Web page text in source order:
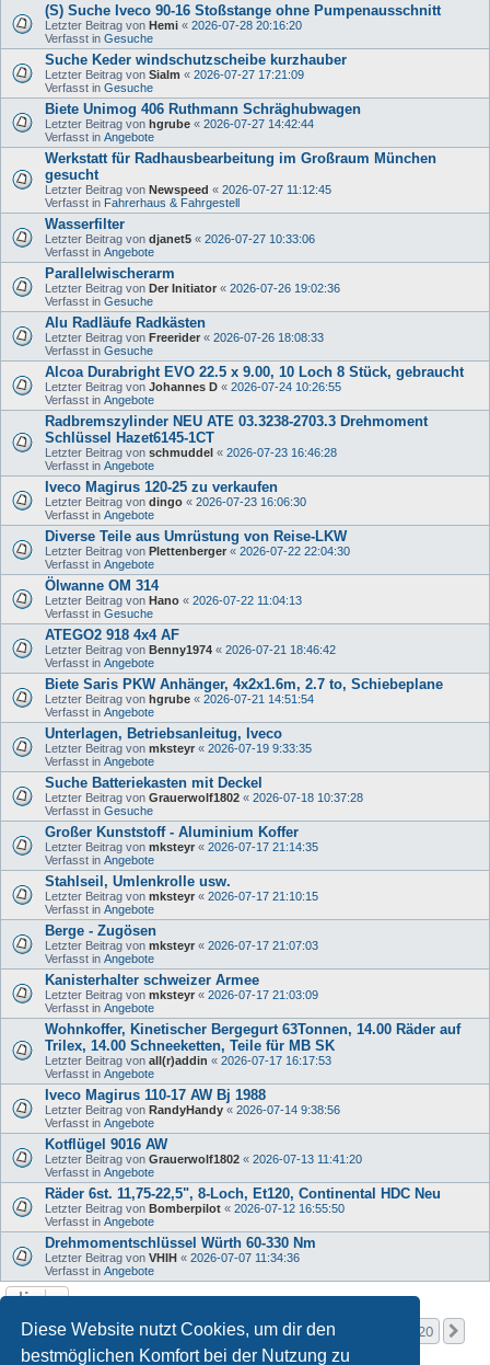
Diese Website nutzt Cookies, um dir den
bestmöglichen Komfort bei der Nutzung zu
(S) Suche Iveco 90-16 Stoßstange ohne Pumpenausschnitt
Letzter Beitrag von Hemi « 2026-07-28 20:16:20
Verfasst in Gesuche
Suche Keder windschutzscheibe kurzhauber
Letzter Beitrag von Sialm « 2026-07-27 17:21:09
Verfasst in Gesuche
Biete Unimog 406 Ruthmann Schräghubwagen
Letzter Beitrag von hgrube « 2026-07-27 14:42:44
Verfasst in Angebote
Werkstatt für Radhausbearbeitung im Großraum München
gesucht
Letzter Beitrag von Newspeed « 2026-07-27 11:12:45
Verfasst in Fahrerhaus & Fahrgestell
Wasserfilter
Letzter Beitrag von djanet5 « 2026-07-27 10:33:06
Verfasst in Angebote
Parallelwischerarm
Letzter Beitrag von Der Initiator « 2026-07-26 19:02:36
Verfasst in Gesuche
Alu Radläufe Radkästen
Letzter Beitrag von Freerider « 2026-07-26 18:08:33
Verfasst in Gesuche
Alcoa Durabright EVO 22.5 x 9.00, 10 Loch 8 Stück, gebraucht
Letzter Beitrag von Johannes D « 2026-07-24 10:26:55
Verfasst in Angebote
Radbremszylinder NEU ATE 03.3238-2703.3 Drehmoment
Schlüssel Hazet6145-1CT
Letzter Beitrag von schmuddel « 2026-07-23 16:46:28
Verfasst in Angebote
Iveco Magirus 120-25 zu verkaufen
Letzter Beitrag von dingo « 2026-07-23 16:06:30
Verfasst in Angebote
Diverse Teile aus Umrüstung von Reise-LKW
Letzter Beitrag von Plettenberger « 2026-07-22 22:04:30
Verfasst in Angebote
Ölwanne OM 314
Letzter Beitrag von Hano « 2026-07-22 11:04:13
Verfasst in Gesuche
ATEGO2 918 4x4 AF
Letzter Beitrag von Benny1974 « 2026-07-21 18:46:42
Verfasst in Angebote
Biete Saris PKW Anhänger, 4x2x1.6m, 2.7 to, Schiebeplane
Letzter Beitrag von hgrube « 2026-07-21 14:51:54
Verfasst in Angebote
Unterlagen, Betriebsanleitug, Iveco
Letzter Beitrag von mksteyr « 2026-07-19 9:33:35
Verfasst in Angebote
Suche Batteriekasten mit Deckel
Letzter Beitrag von Grauerwolf1802 « 2026-07-18 10:37:28
Verfasst in Gesuche
Großer Kunststoff - Aluminium Koffer
Letzter Beitrag von mksteyr « 2026-07-17 21:14:35
Verfasst in Angebote
Stahlseil, Umlenkrolle usw.
Letzter Beitrag von mksteyr « 2026-07-17 21:10:15
Verfasst in Angebote
Berge - Zugösen
Letzter Beitrag von mksteyr « 2026-07-17 21:07:03
Verfasst in Angebote
Kanisterhalter schweizer Armee
Letzter Beitrag von mksteyr « 2026-07-17 21:03:09
Verfasst in Angebote
Wohnkoffer, Kinetischer Bergegurt 63Tonnen, 14.00 Räder auf
Trilex, 14.00 Schneeketten, Teile für MB SK
Letzter Beitrag von all(r)addin « 2026-07-17 16:17:53
Verfasst in Angebote
Iveco Magirus 110-17 AW Bj 1988
Letzter Beitrag von RandyHandy « 2026-07-14 9:38:56
Verfasst in Angebote
Kotflügel 9016 AW
Letzter Beitrag von Grauerwolf1802 « 2026-07-13 11:41:20
Verfasst in Angebote
Räder 6st. 11,75-22,5", 8-Loch, Et120, Continental HDC Neu
Letzter Beitrag von Bomberpilot « 2026-07-12 16:55:50
Verfasst in Angebote
Drehmomentschlüssel Würth 60-330 Nm
Letzter Beitrag von VHIH « 2026-07-07 11:34:36
Verfasst in Angebote
Die Suche ergab mehr als 1000 Treffer Seite1von
1 2 3 20